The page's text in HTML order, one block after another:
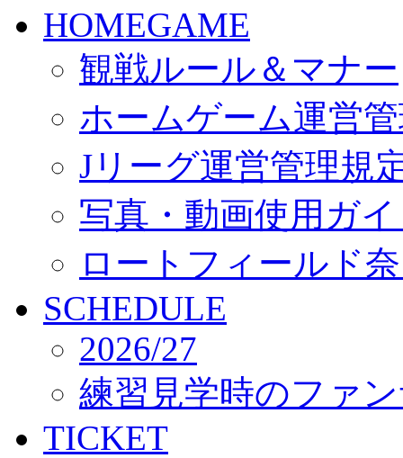
HOMEGAME
観戦ルール＆マナー
ホームゲーム運営
Jリーグ運営管理規
写真・動画使用ガ
ロートフィールド
SCHEDULE
2026/27
練習見学時のファ
TICKET